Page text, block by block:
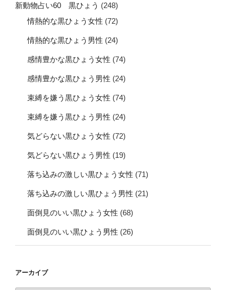
新動物占い60 黒ひょう (248)
情熱的な黒ひょう女性 (72)
情熱的な黒ひょう男性 (24)
感情豊かな黒ひょう女性 (74)
感情豊かな黒ひょう男性 (24)
束縛を嫌う黒ひょう女性 (74)
束縛を嫌う黒ひょう男性 (24)
気どらない黒ひょう女性 (72)
気どらない黒ひょう男性 (19)
落ち込みの激しい黒ひょう女性 (71)
落ち込みの激しい黒ひょう男性 (21)
面倒見のいい黒ひょう女性 (68)
面倒見のいい黒ひょう男性 (26)
アーカイブ